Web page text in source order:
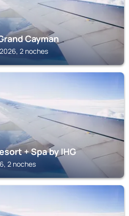
Cayman
2 noches
+ Spa by IHG
2 noches